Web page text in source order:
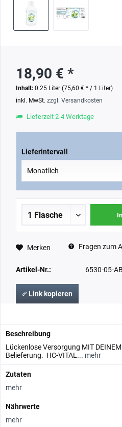
18,90 € *
Inhalt: 0.25 Liter (75,60 € * / 1 Liter)
inkl. MwSt. zzgl. Versandkosten
Lieferzeit 2-4 Werktage
Lieferintervall
Merken Fragen zum
Artikel-Nr.: 6530-05-
Link kopieren
Beschreibung
Lückenlose Versorgung MIT
Belieferung. HC-VITAL... mehr
Zutaten
mehr
Nährwerte
mehr